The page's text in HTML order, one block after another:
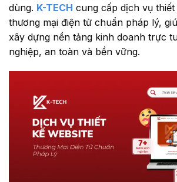
dùng. K-TECH cung cấp dịch vụ thiết
thương mại điện tử chuẩn pháp lý,
xây dựng nền tảng kinh doanh trực
nghiệp, an toàn và bền vững.